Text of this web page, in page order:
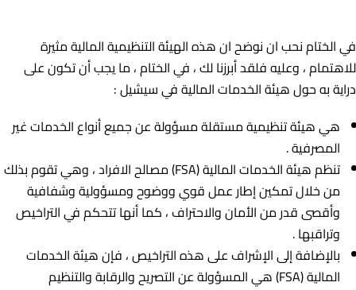
في الختام نحب ان نوضح ان هذه الهيئة التنظيمية المالية مثيرة
للاهتمام ، وعليه فلقد أبرزنا لك ، في الختام ، ما يجب أن تكون على
دراية به حول هيئة الخدمات المالية في سيشيل :
هي هيئة تنظيمية مستقلة مسؤولة عن جميع أنواع الخدمات غير
المصرفية .
تنظم هيئة الخدمات المالية (FSA) مصالح الافراد ، وهي تقوم بذلك
من خلال تمكين إطار عمل قوي ووضوح ومسؤولية وشفافية
وأقصى قدر من الأمان والاحتراف ، كما أنها تتحكم في التراخيص
وتراقبها .
بالإضافة إلى الإشراف على هذه التراخيص ، فإن هيئة الخدمات
المالية (FSA) هي المسؤولة عن التصريح والرقابة والتنظيم